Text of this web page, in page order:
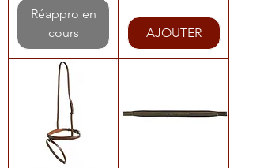
Réappro en
cours
AJOUTER